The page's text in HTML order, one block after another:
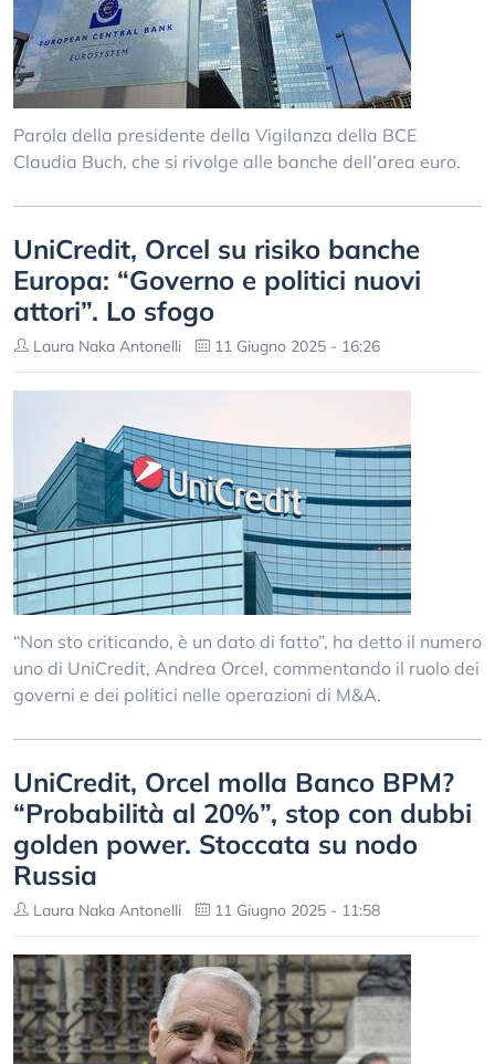
Parola della presidente della Vigilanza della BCE
Claudia Buch, che si rivolge alle banche dell’area euro.
UniCredit, Orcel su risiko banche
Europa: “Governo e politici nuovi
attori”. Lo sfogo
Laura Naka Antonelli 11 Giugno 2025 - 16:26
“Non sto criticando, è un dato di fatto”, ha detto il numero
uno di UniCredit, Andrea Orcel, commentando il ruolo dei
governi e dei politici nelle operazioni di M&A.
UniCredit, Orcel molla Banco BPM?
“Probabilità al 20%”, stop con dubbi
golden power. Stoccata su nodo
Russia
Laura Naka Antonelli 11 Giugno 2025 - 11:58